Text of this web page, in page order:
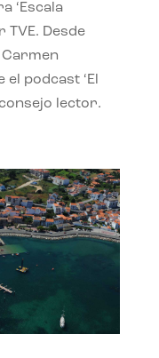
‘Escala
TVE. Desde
podcast ‘El
lector.